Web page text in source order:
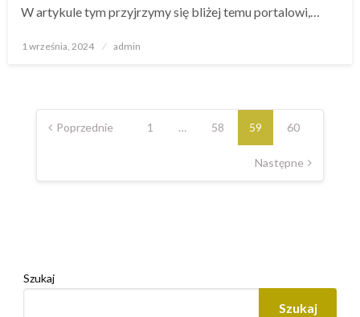
W artykule tym przyjrzymy się bliżej temu portalowi,…
Opublikowane
1 września, 2024 admin
Stronicowanie
wpisów
Poprzednie 1 … 58 59 60
Następne
Szukaj
Szukaj